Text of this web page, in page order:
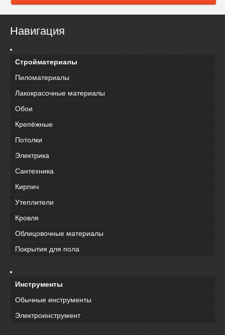
Навигация
Стройматериалы
Пиломатериалы
Лакокрасочные материалы
Обои
Крепёжные
Потолки
Электрика
Сантехника
Кирпич
Утеплители
Кровля
Облицовочные материалы
Покрытия для пола
Инструменты
Обычные инструменты
Электроинструмент